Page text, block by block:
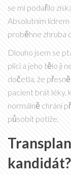
se mi podařilo
Absolutním
proběhne zhruba
Dlouho jsem se
plíci a jeho tělo ji
dočetla, že
pacient brát léky,
normálně chrání
působit potíže.
kandidát?